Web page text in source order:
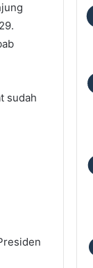
sudah